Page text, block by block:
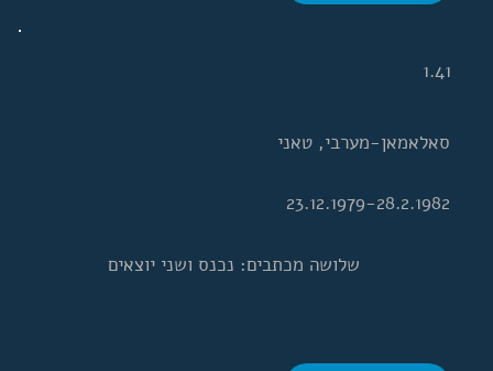
שלושה מכתבים: נכנס ושני יוצאים
23.12.1979-28.2.1982
סאלאמאן-מערבי, טאני
1.41